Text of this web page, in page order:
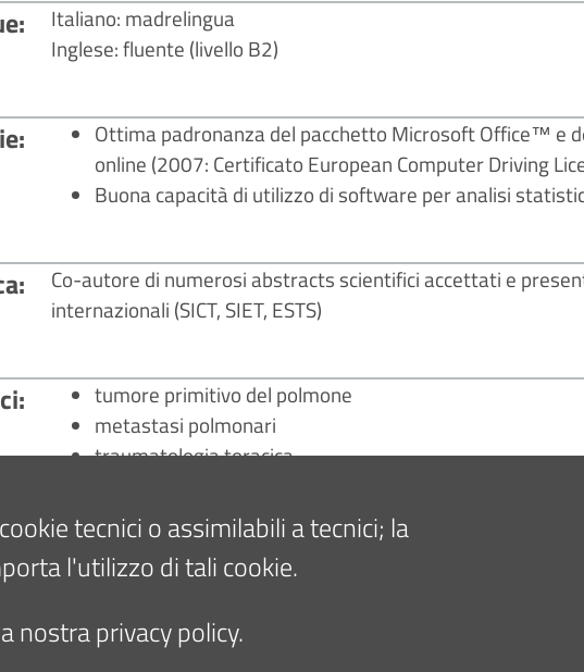
Italiano: madrelingua
Inglese: fluente (livello B2)
Ottima padronanza del pacchetto Microsoft Office™ e
online (2007: Certificato European Computer Driving
Buona capacità di utilizzo di software per analisi
Co-autore di numerosi abstracts scientifici accettati e
internazionali (SICT, SIET, ESTS)
tumore primitivo del polmone
metastasi polmonari
traumatologia toracica
patologia timica benigna e neoplastica
patologie del mediastino
11:25
tecnici o assimilabili a tecnici; la
l'utilizzo di tali cookie.
nostra privacy policy.